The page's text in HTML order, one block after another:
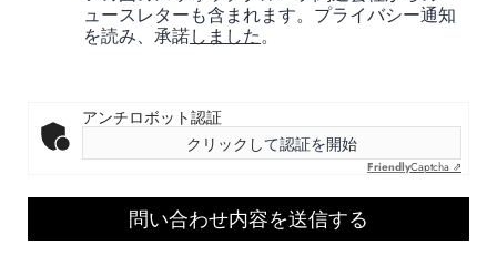
ュースレターも含まれます。プライバシー通知
を読み、承諾しました。
アンチロボット認証
クリックして認証を開始
FriendlyCaptcha ⇗